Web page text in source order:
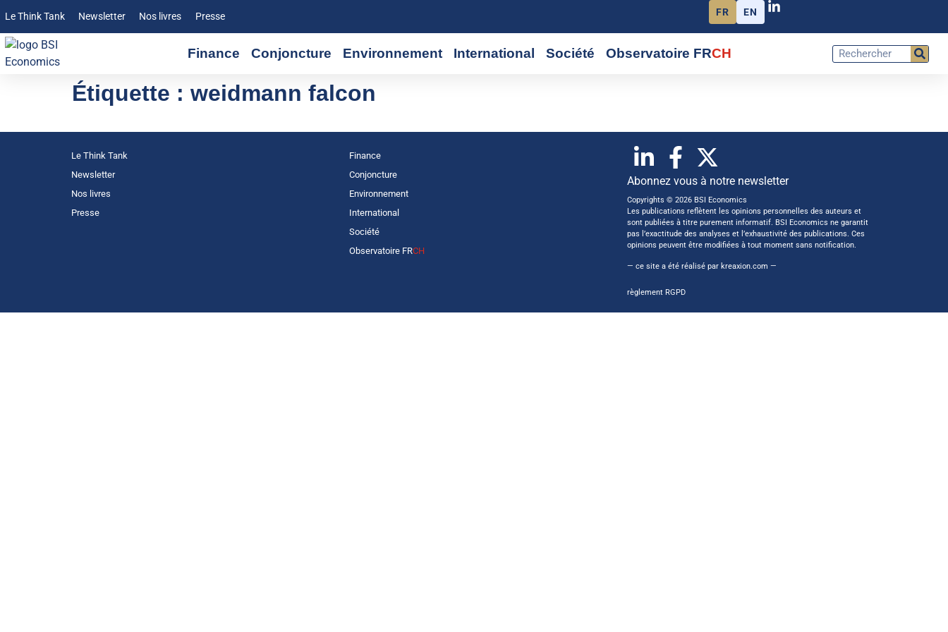
Le Think Tank Newsletter Nos livres Presse FR EN
Finance Conjoncture Environnement International Société Observatoire FRCH
Étiquette : weidmann falcon
Le Think Tank
Newsletter
Nos livres
Presse
Finance
Conjoncture
Environnement
International
Société
Observatoire FRCH
Abonnez vous à notre newsletter
Copyrights © 2026 BSI Economics
Les publications reflètent les opinions personnelles des auteurs et
sont publiées à titre purement informatif. BSI Economics ne garantit
pas l’exactitude des analyses et l’exhaustivité des publications. Ces
opinions peuvent être modifiées à tout moment sans notification.
— ce site a été réalisé par kreaxion.com —
règlement RGPD